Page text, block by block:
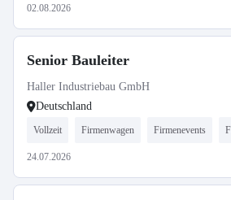
02.08.2026
Senior Bauleiter
Haller Industriebau GmbH
Deutschland
Vollzeit Firmenwagen Firmenevents
24.07.2026